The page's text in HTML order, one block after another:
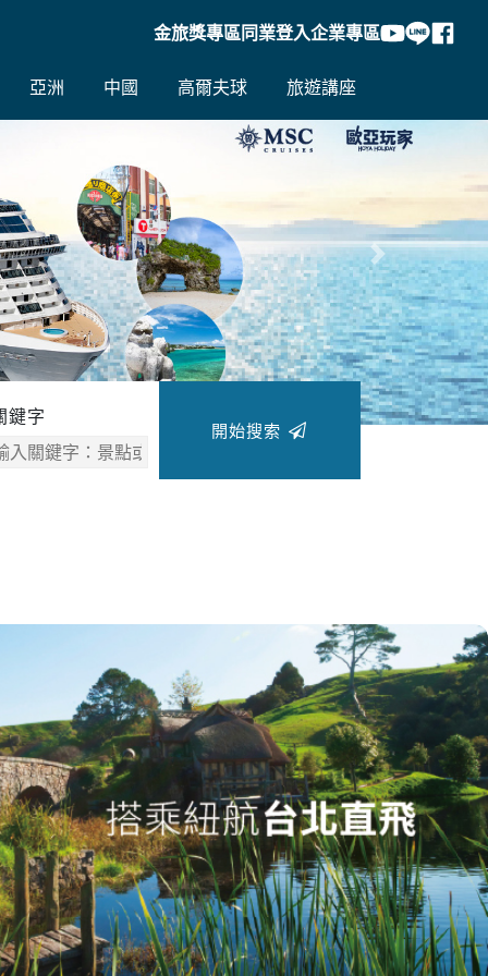
金旅獎專區同業登入企業專區
亞洲 中國 高爾夫球 旅遊講座
往後